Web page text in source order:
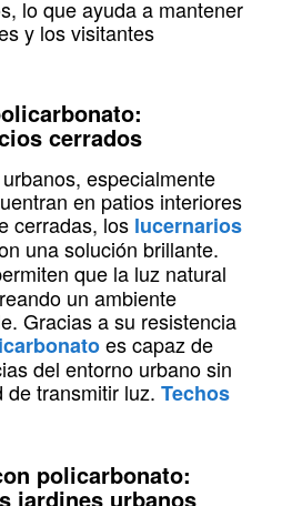
lo que ayuda a mantener
y los visitantes
cerrados
especialmente
en patios interiores
cerradas, los lucernarios
una solución brillante.
que la luz natural
un ambiente
Gracias a su resistencia
es capaz de
del entorno urbano sin
de transmitir luz. Techos
policarbonato:
jardines urbanos